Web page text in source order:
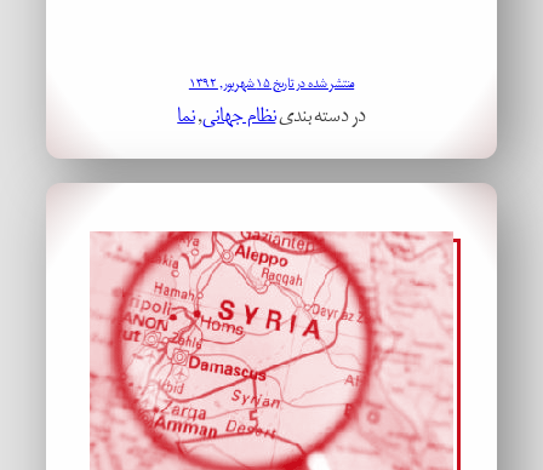
منتشر شده در تاریخ ۱۵ شهریور, ۱۳۹۲
در دسته بندینظام جهانی, نما